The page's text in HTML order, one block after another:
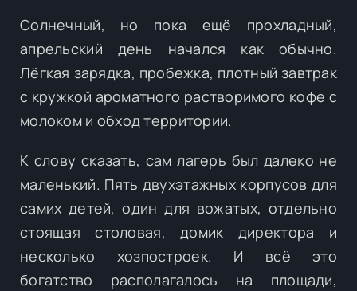
Солнечный, но пока ещё прохладный,
апрельский день начался как обычно.
Лёгкая зарядка, пробежка, плотный завтрак
с кружкой ароматного растворимого кофе с
молоком и обход территории.
К слову сказать, сам лагерь был далеко не
маленький. Пять двухэтажных корпусов для
самих детей, один для вожатых, отдельно
стоящая столовая, домик директора и
несколько хозпостроек. И всё это
богатство располагалось на площади,